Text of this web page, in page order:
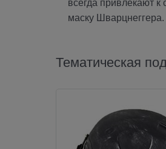
всегда привлекают
маску Шварцнеггера.
Тематическая